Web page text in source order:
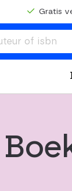
Gratis